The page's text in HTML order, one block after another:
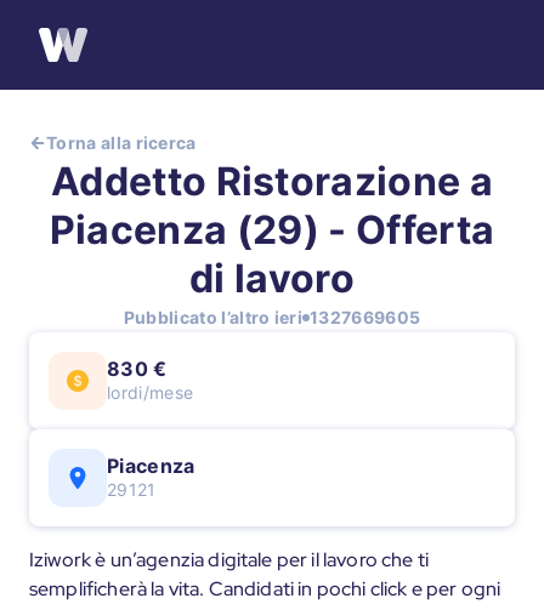
Torna alla ricerca
Addetto Ristorazione a
Piacenza (29) - Offerta
di lavoro
Pubblicato l’altro ieri 1327669605
830 €
lordi/mese
Piacenza
29121
Iziwork è un’agenzia digitale per il lavoro che ti
semplificherà la vita. Candidati in pochi click e per ogni